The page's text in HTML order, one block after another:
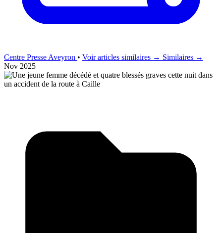
Centre Presse Aveyron • Voir articles similaires → Similaires →
Nov 2025